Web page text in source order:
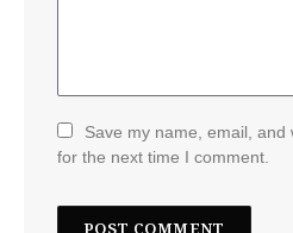
Save my name, email,
for the next time I comment.